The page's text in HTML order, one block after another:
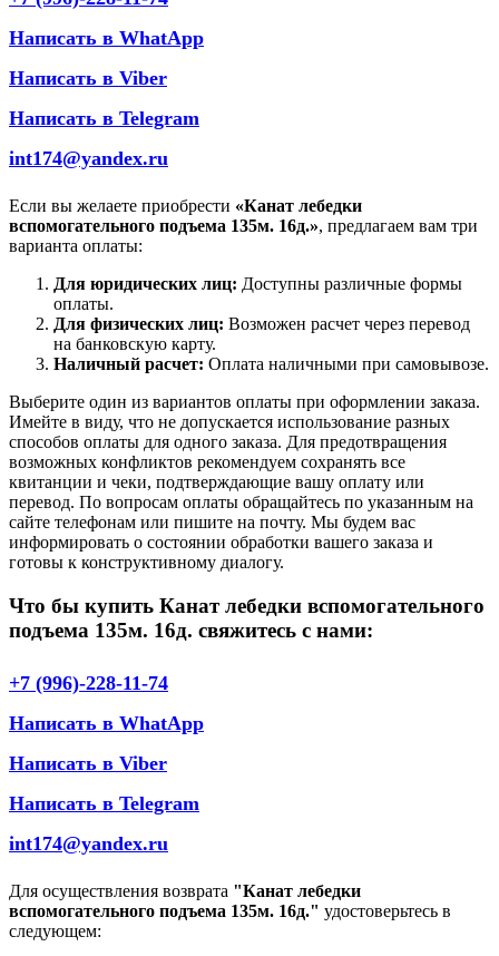
Написать в WhatApp
Написать в Viber
Написать в Telegram
int174@yandex.ru
Если вы желаете приобрести «Канат лебедки
вспомогательного подъема 135м. 16д.», предлагаем вам три
варианта оплаты:
Для юридических лиц: Доступны различные формы
оплаты.
Для физических лиц: Возможен расчет через перевод
на банковскую карту.
Наличный расчет: Оплата наличными при самовывозе.
Выберите один из вариантов оплаты при оформлении заказа.
Имейте в виду, что не допускается использование разных
способов оплаты для одного заказа. Для предотвращения
возможных конфликтов рекомендуем сохранять все
квитанции и чеки, подтверждающие вашу оплату или
перевод. По вопросам оплаты обращайтесь по указанным на
сайте телефонам или пишите на почту. Мы будем вас
информировать о состоянии обработки вашего заказа и
готовы к конструктивному диалогу.
Что бы купить Канат лебедки вспомогательного
подъема 135м. 16д. свяжитесь с нами:
+7 (996)-228-11-74
Написать в WhatApp
Написать в Viber
Написать в Telegram
int174@yandex.ru
Для осуществления возврата "Канат лебедки
вспомогательного подъема 135м. 16д." удостоверьтесь в
следующем: